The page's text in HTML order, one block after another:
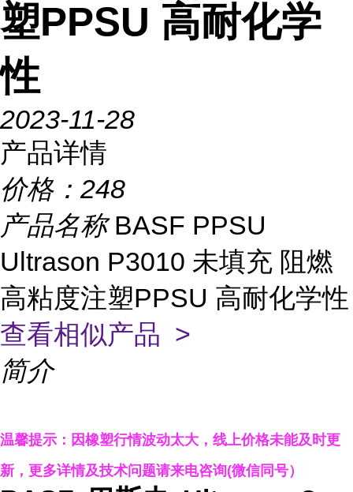
塑PPSU 高耐化学
性
2023-11-28
产品详情
价格： 248
产品名称BASF PPSU
Ultrason P3010 未填充 阻燃
高粘度注塑PPSU 高耐化学性
查看相似产品 >
简介
温馨提示：因橡塑行情波动太大，线上价格未能及时更
新，更多详情及技术问题请来电咨询(微信同号）